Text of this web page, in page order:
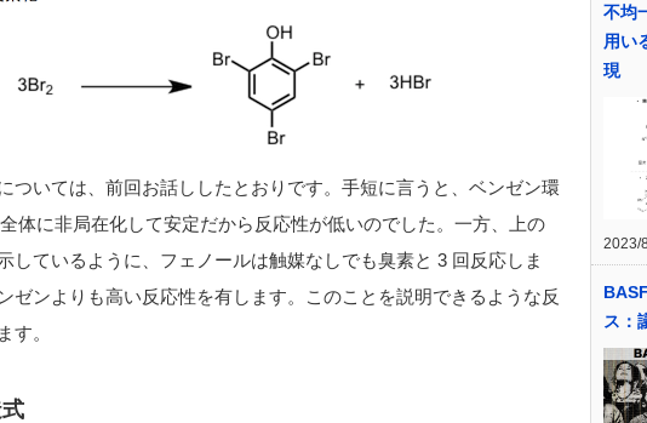
ついては、前回お話ししたとおりです。手短に言うと、ベンゼン環
体に非局在化して安定だから反応性が低いのでした。一方、上の
しているように、フェノールは触媒なしでも臭素と 3 回反応しま
ゼンよりも高い反応性を有します。このことを説明できるような反
す。
不均
用い
現
2023/
ス：